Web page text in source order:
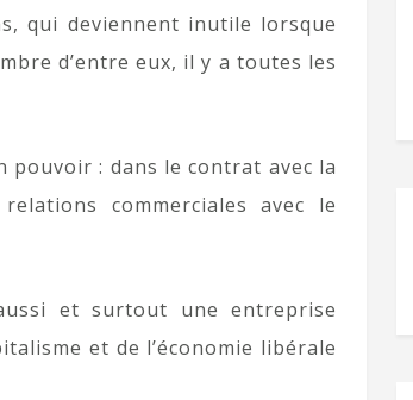
qui deviennent inutile lorsque
d’entre eux, il y a toutes les
pouvoir : dans le contrat avec la
commerciales avec le
et surtout une entreprise
et de l’économie libérale